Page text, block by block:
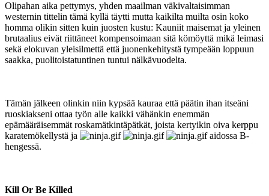
Olipahan aika pettymys, yhden maailman väkivaltaisimman
westernin tittelin tämä kyllä täytti mutta kaikilta muilta osin koko
homma olikin sitten kuin juosten kustu: Kauniit maisemat ja yleinen
brutaalius eivät riittäneet kompensoimaan sitä kömöyttä mikä leimasi
sekä elokuvan yleisilmettä että juonenkehitystä tympeään loppuun
saakka, puolitoistatuntinen tuntui nälkävuodelta.
Tämän jälkeen olinkin niin kypsää kauraa että päätin ihan itseäni
ruoskiakseni ottaa työn alle kaikki vähänkin enemmän
epämääräisemmät roskamätkintäpätkät, joista kertyikin oiva kerppu
karatemökellystä ja
aidossa B-
hengessä.
Kill Or Be Killed